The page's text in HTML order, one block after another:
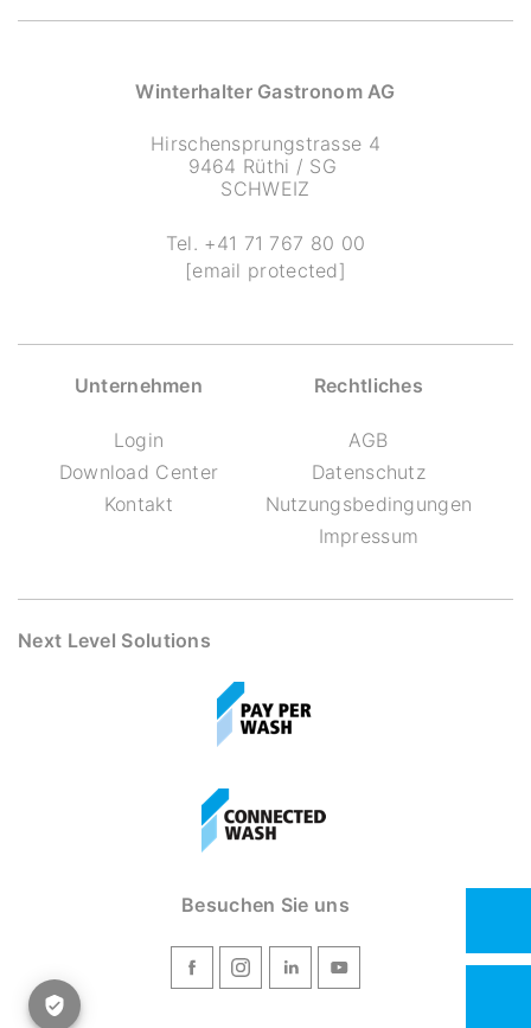
Winterhalter Gastronom AG
Hirschensprungstrasse 4
9464 Rüthi / SG
SCHWEIZ
Tel. +41 71 767 80 00
[email protected]
Unternehmen
Login
Download Center
Kontakt
Rechtliches
AGB
Datenschutz
Nutzungsbedingungen
Impressum
Next Level Solutions
Besuchen Sie uns